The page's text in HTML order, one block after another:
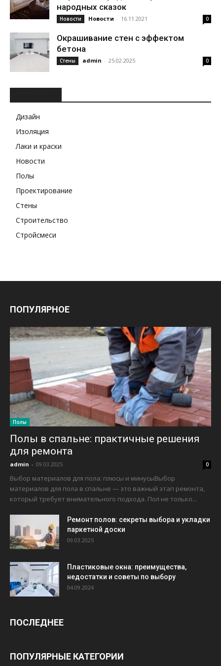
народных сказок
Новости Новости - 16.11.2021 0
Окрашивание стен с эффектом
бетона
Стены admin - 25.02.2025 0
Дизайн
Изоляция
Лаки и краски
Новости
Полы
Проектирование
Стены
Строительство
Стройсмеси
ПОПУЛЯРНОЕ
Полы
Полы в спальне: практичные решения
для ремонта
admin - 09.03.2025 0
Выбор материалов для пола: плюсы и минусыВыбор
материалов для пола в спальне — это важный этап ремонта,
который требует внимательного подхода. Пол не только...
Ремонт полов: секреты выбора и укладки
паркетной доски
09.03.2025
Пластиковые окна: преимущества,
недостатки и советы по выбору
04.09.2024
ПОСЛЕДНЕЕ
ПОПУЛЯРНЫЕ КАТЕГОРИИ